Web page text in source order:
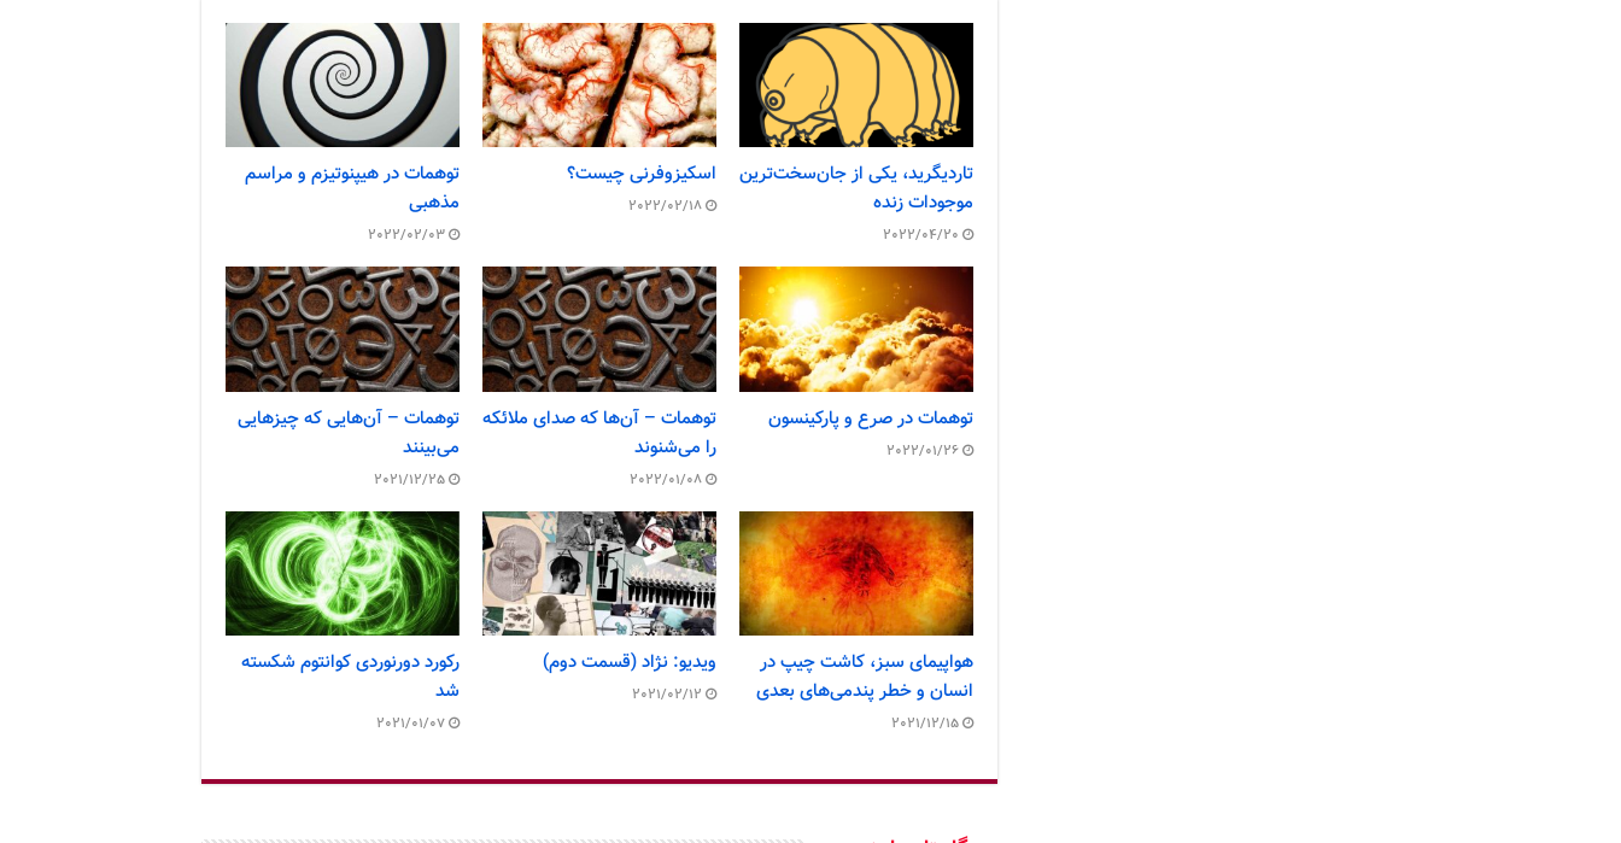
تاردیگرید، یکی از جان‌سخت‌ترین
موجودات زنده
2022/04/20
اسکیزوفرنی چیست؟
2022/02/18
توهمات در هیپنوتیزم و مراسم
مذهبی
2022/02/03
توهمات در صرع و پارکینسون
2022/01/26
توهمات – آن‌ها که صدای ملائکه
را می‌شنوند
2022/01/08
توهمات – آن‌هایی که چیزهایی
می‌بینند
2021/12/25
هواپیمای سبز، کاشت چیپ در
انسان و خطر پندمی‌های بعدی
2021/12/15
ویدیو: نژاد (قسمت دوم)
2021/02/12
رکورد دورنوردی کوانتوم شکسته
شد
2021/01/07